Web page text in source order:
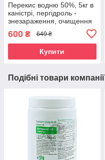
Перекис водню 50%, 5кг в
каністрі, пергідроль -
знезараження, очищення
600 ₴ 649 ₴
Купити
Подібні товари компанії